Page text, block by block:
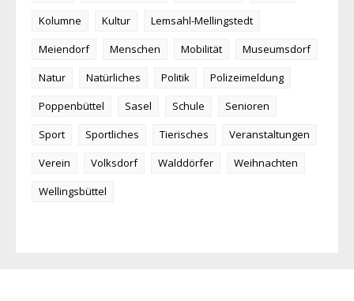
Kolumne
Kultur
Lemsahl-Mellingstedt
Meiendorf
Menschen Mobilität
Museumsdorf
Natur
Natürliches Politik
Polizeimeldung
Poppenbüttel
Sasel Schule
Senioren
Sport
Sportliches Tierisches
Veranstaltungen
Verein
Volksdorf Walddörfer
Weihnachten
Wellingsbüttel